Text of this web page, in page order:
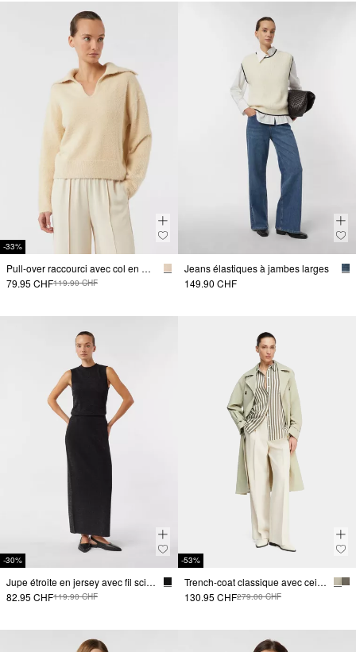
-33%
Pull-over raccourci avec col en V et col rabattu
79.95 CHF119.90 CHF
Jeans élastiques à jambes larges
149.90 CHF
-30%
Jupe étroite en jersey avec fil scintillant et fente pour les jambes
82.95 CHF119.90 CHF
-53%
Trench-coat classique avec ceinture à nouer
130.95 CHF279.00 CHF